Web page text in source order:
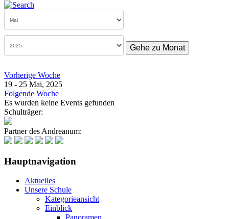
Gehe zu Monat
Vorherige Woche
19 - 25 Mai, 2025
Folgende Woche
Es wurden keine Events gefunden
Schulträger:
Partner des Andreanum:
Hauptnavigation
Aktuelles
Unsere Schule
Kategorieansicht
Einblick